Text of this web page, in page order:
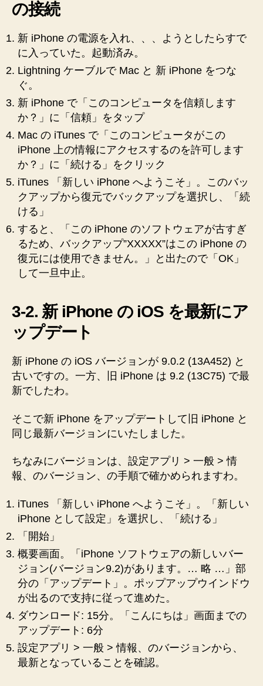
の接続
新 iPhone の電源を入れ、、、ようとしたらすで
に入っていた。起動済み。
Lightning ケーブルで Mac と 新 iPhone をつな
ぐ。
新 iPhone で「このコンピュータを信頼します
か？」に「信頼」をタップ
Mac の iTunes で「このコンピュータがこの
iPhone 上の情報にアクセスするのを許可します
か？」に「続ける」をクリック
iTunes 「新しい iPhone へようこそ」。このバッ
クアップから復元でバックアップを選択し、「続
ける」
すると、「この iPhone のソフトウェアが古すぎ
るため、バックアップ”XXXXX”はこの iPhone の
復元には使用できません。」と出たので「OK」
して一旦中止。
3-2. 新 iPhone の iOS を最新にア
ップデート
新 iPhone の iOS バージョンが 9.0.2 (13A452) と
古いですの。一方、旧 iPhone は 9.2 (13C75) で最
新でしたわ。
そこで新 iPhone をアップデートして旧 iPhone と
同じ最新バージョンにいたしました。
ちなみにバージョンは、設定アプリ > 一般 > 情
報、のバージョン、の手順で確かめられますわ。
iTunes 「新しい iPhone へようこそ」。「新しい
iPhone として設定」を選択し、「続ける」
「開始」
概要画面。「iPhone ソフトウェアの新しいバー
ジョン(バージョン9.2)があります。… 略 …」部
分の「アップデート」。ポップアップウインドウ
が出るので支持に従って進めた。
ダウンロード: 15分。「こんにちは」画面までの
アップデート: 6分
設定アプリ > 一般 > 情報、のバージョンから、
最新となっていることを確認。